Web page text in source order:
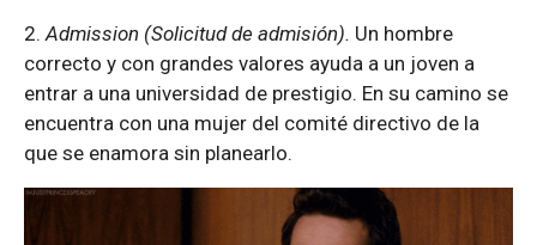
2.Admission (Solicitud de admisión). Un hombre
correcto y con grandes valores ayuda a un joven a
entrar a una universidad de prestigio. En su camino se
encuentra con una mujer del comité directivo de la
que se enamora sin planearlo.